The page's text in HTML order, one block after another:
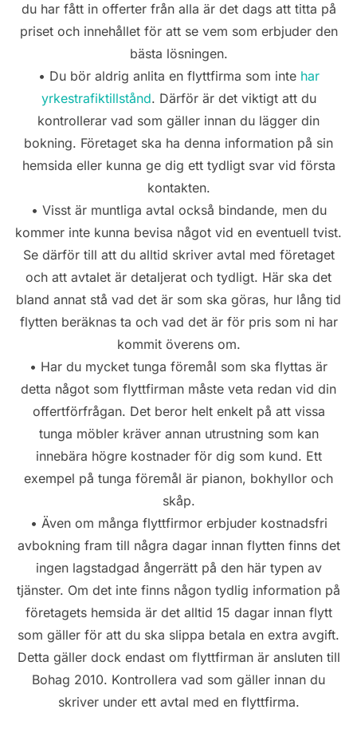
du har fått in offerter från alla är det dags att titta på
priset och innehållet för att se vem som erbjuder den
bästa lösningen.
• Du bör aldrig anlita en flyttfirma som inte har
yrkestrafiktillstånd. Därför är det viktigt att du
kontrollerar vad som gäller innan du lägger din
bokning. Företaget ska ha denna information på sin
hemsida eller kunna ge dig ett tydligt svar vid första
kontakten.
• Visst är muntliga avtal också bindande, men du
kommer inte kunna bevisa något vid en eventuell tvist.
Se därför till att du alltid skriver avtal med företaget
och att avtalet är detaljerat och tydligt. Här ska det
bland annat stå vad det är som ska göras, hur lång tid
flytten beräknas ta och vad det är för pris som ni har
kommit överens om.
• Har du mycket tunga föremål som ska flyttas är
detta något som flyttfirman måste veta redan vid din
offertförfrågan. Det beror helt enkelt på att vissa
tunga möbler kräver annan utrustning som kan
innebära högre kostnader för dig som kund. Ett
exempel på tunga föremål är pianon, bokhyllor och
skåp.
• Även om många flyttfirmor erbjuder kostnadsfri
avbokning fram till några dagar innan flytten finns det
ingen lagstadgad ångerrätt på den här typen av
tjänster. Om det inte finns någon tydlig information på
företagets hemsida är det alltid 15 dagar innan flytt
som gäller för att du ska slippa betala en extra avgift.
Detta gäller dock endast om flyttfirman är ansluten till
Bohag 2010. Kontrollera vad som gäller innan du
skriver under ett avtal med en flyttfirma.